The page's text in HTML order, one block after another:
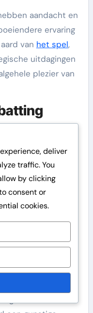
aandacht en
ervaring
van het spel,
uitdagingen
plezier van
Bananas is
te
tot traditioneel
staat het de
batting
stelt coaches
te passen op
tegenstander.
order
laag van
deliver
traffic. You
by clicking
consent or
cookies.